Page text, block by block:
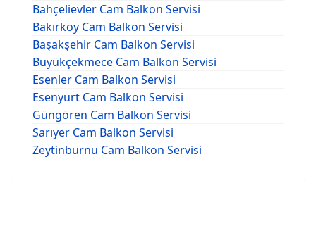
Bahçelievler Cam Balkon Servisi
Bakırköy Cam Balkon Servisi
Başakşehir Cam Balkon Servisi
Büyükçekmece Cam Balkon Servisi
Esenler Cam Balkon Servisi
Esenyurt Cam Balkon Servisi
Güngören Cam Balkon Servisi
Sarıyer Cam Balkon Servisi
Zeytinburnu Cam Balkon Servisi